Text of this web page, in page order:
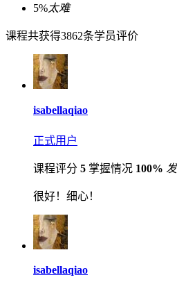
5%太难
课程共获得3862条学员评价
isabellaqiao
正式用户
课程评分 5 掌握情况 100%
很好！细心！
isabellaqiao